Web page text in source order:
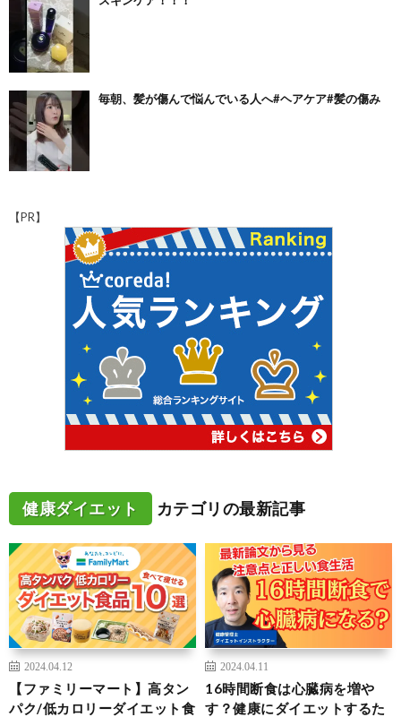
毎朝、髪が傷んで悩んでいる人へ#ヘアケア#髪の傷み
【PR】
健康ダイエット カテゴリの最新記事
2024.04.12
【ファミリーマート】高タン
パク/低カロリーダイエット食
2024.04.11
16時間断食は心臓病を増や
す？健康にダイエットするた